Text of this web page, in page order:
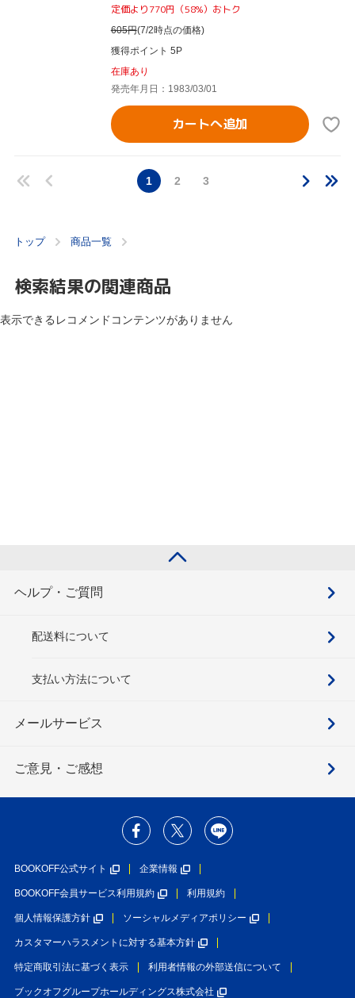
定価より770円（58%）おトク
605円(7/2時点の価格)
獲得ポイント 5P
在庫あり
発売年月日：1983/03/01
カートへ追加
1 2 3
トップ 商品一覧
検索結果の関連商品
表示できるレコメンドコンテンツがありません
ヘルプ・ご質問
配送料について
支払い方法について
メールサービス
ご意見・ご感想
BOOKOFF公式サイト 企業情報
BOOKOFF会員サービス利用規約 利用規約
個人情報保護方針 ソーシャルメディアポリシー
カスタマーハラスメントに対する基本方針
特定商取引法に基づく表示 利用者情報の外部送信について
ブックオフグループホールディングス株式会社